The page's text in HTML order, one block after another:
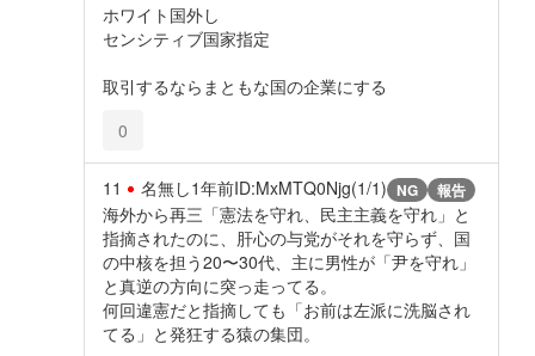
ホワイト国外し
センシティブ国家指定
取引するならまともな国の企業にする
0
11 名無し1年前ID:MxMTQ0Njg(1/1) NG 報告
海外から再三「憲法を守れ、民主主義を守れ」と
指摘されたのに、肝心の与党がそれを守らず、国
の中核を担う20〜30代、主に男性が「尹を守れ」
と真逆の方向に突っ走ってる。
何回違憲だと指摘しても「お前は左派に洗脳され
てる」と発狂する猿の集団。